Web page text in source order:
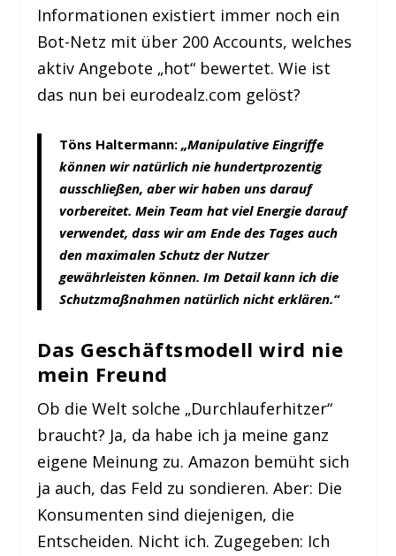
Informationen existiert immer noch ein
Bot-Netz mit über 200 Accounts, welches
aktiv Angebote „hot“ bewertet. Wie ist
das nun bei eurodealz.com gelöst?
Töns Haltermann:„Manipulative Eingriffe
können wir natürlich nie hundertprozentig
ausschließen, aber wir haben uns darauf
vorbereitet. Mein Team hat viel Energie darauf
verwendet, dass wir am Ende des Tages auch
den maximalen Schutz der Nutzer
gewährleisten können. Im Detail kann ich die
Schutzmaßnahmen natürlich nicht erklären.“
Das Geschäftsmodell wird nie
mein Freund
Ob die Welt solche „Durchlauferhitzer“
braucht? Ja, da habe ich ja meine ganz
eigene Meinung zu. Amazon bemüht sich
ja auch, das Feld zu sondieren. Aber: Die
Konsumenten sind diejenigen, die
Entscheiden. Nicht ich. Zugegeben: Ich